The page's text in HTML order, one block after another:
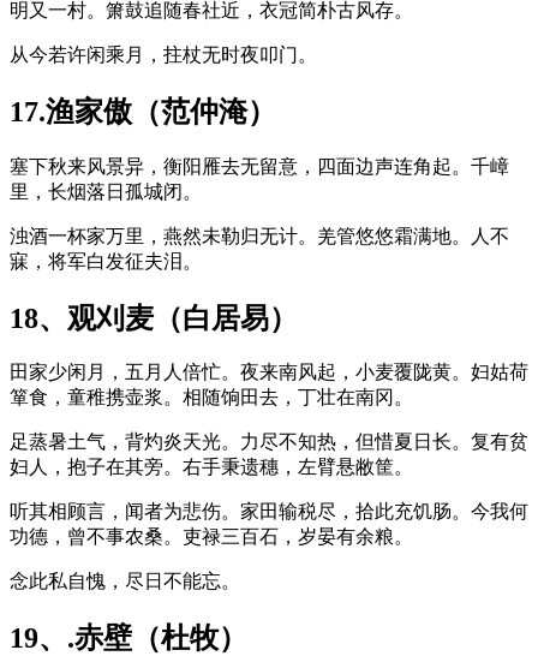
明又一村。箫鼓追随春社近，衣冠简朴古风存。
从今若许闲乘月，拄杖无时夜叩门。
17.渔家傲（范仲淹）
塞下秋来风景异，衡阳雁去无留意，四面边声连角起。千嶂
里，长烟落日孤城闭。
浊酒一杯家万里，燕然未勒归无计。羌管悠悠霜满地。人不
寐，将军白发征夫泪。
18、观刈麦（白居易）
田家少闲月，五月人倍忙。夜来南风起，小麦覆陇黄。妇姑荷
箪食，童稚携壶浆。相随饷田去，丁壮在南冈。
足蒸暑土气，背灼炎天光。力尽不知热，但惜夏日长。复有贫
妇人，抱子在其旁。右手秉遗穗，左臂悬敝筐。
听其相顾言，闻者为悲伤。家田输税尽，拾此充饥肠。今我何
功德，曾不事农桑。吏禄三百石，岁晏有余粮。
念此私自愧，尽日不能忘。
19、.赤壁（杜牧）